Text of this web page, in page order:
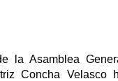
la Asamblea
Concha Velasco